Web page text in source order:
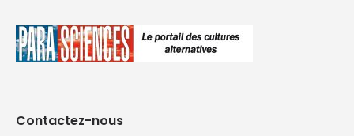
Contactez-nous